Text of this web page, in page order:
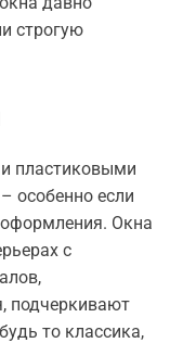
строгую
пластиковыми
особенно если
Окна
с
подчеркивают
то классика,